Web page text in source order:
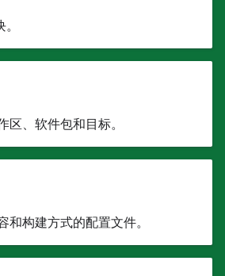
区、软件包和目标。
和构建方式的配置文件。